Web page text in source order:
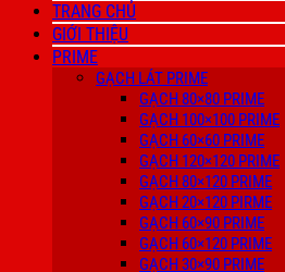
TRANG CHỦ
GIỚI THIỆU
PRIME
GẠCH LÁT PRIME
GẠCH 80×80 PRIME
GẠCH 100×100 PRIME
GẠCH 60×60 PRIME
GẠCH 120×120 PRIME
GẠCH 80×120 PRIME
GẠCH 20×120 PIRME
GẠCH 60×90 PRIME
GẠCH 60×120 PRIME
GẠCH 30×90 PRIME